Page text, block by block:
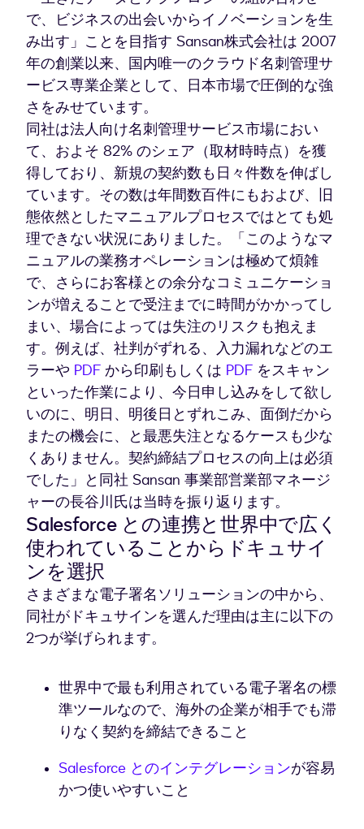
で、ビジネスの出会いからイノベーションを生
み出す」ことを目指す Sansan株式会社は 2007
年の創業以来、国内唯一のクラウド名刺管理サ
ービス専業企業として、日本市場で圧倒的な強
さをみせています。
同社は法人向け名刺管理サービス市場におい
て、およそ 82% のシェア（取材時時点）を獲
得しており、新規の契約数も日々件数を伸ばし
ています。その数は年間数百件にもおよび、旧
態依然としたマニュアルプロセスではとても処
理できない状況にありました。「このようなマ
ニュアルの業務オペレーションは極めて煩雑
で、さらにお客様との余分なコミュニケーショ
ンが増えることで受注までに時間がかかってし
まい、場合によっては失注のリスクも抱えま
す。例えば、社判がずれる、入力漏れなどのエ
ラーや PDF から印刷もしくは PDF をスキャン
といった作業により、今日申し込みをして欲し
いのに、明日、明後日とずれこみ、面倒だから
またの機会に、と最悪失注となるケースも少な
くありません。契約締結プロセスの向上は必須
でした」と同社 Sansan 事業部営業部マネージ
ャーの長谷川氏は当時を振り返ります。
Salesforce との連携と世界中で広く
使われていることからドキュサイ
ンを選択
さまざまな電子署名ソリューションの中から、
同社がドキュサインを選んだ理由は主に以下の
2つが挙げられます。
世界中で最も利用されている電子署名の標
準ツールなので、海外の企業が相手でも滞
りなく契約を締結できること
Salesforce とのインテグレーションが容易
かつ使いやすいこと